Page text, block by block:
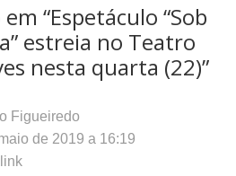
“Espetáculo “Sob
estreia no Teatro
nesta quarta (22)”
Figueiredo
de 2019 a 16:19